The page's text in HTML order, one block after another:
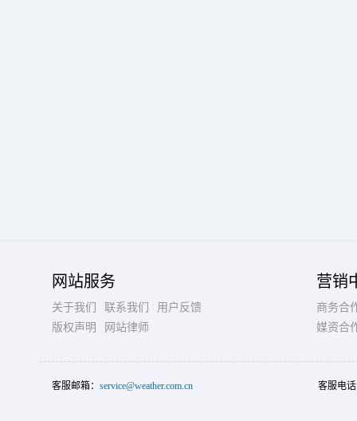
网站服务
关于我们 联系我们
用户反馈
版权声明
网站律师
营销
商务合
媒资合
客服邮箱： service@weather.com.cn 客服电